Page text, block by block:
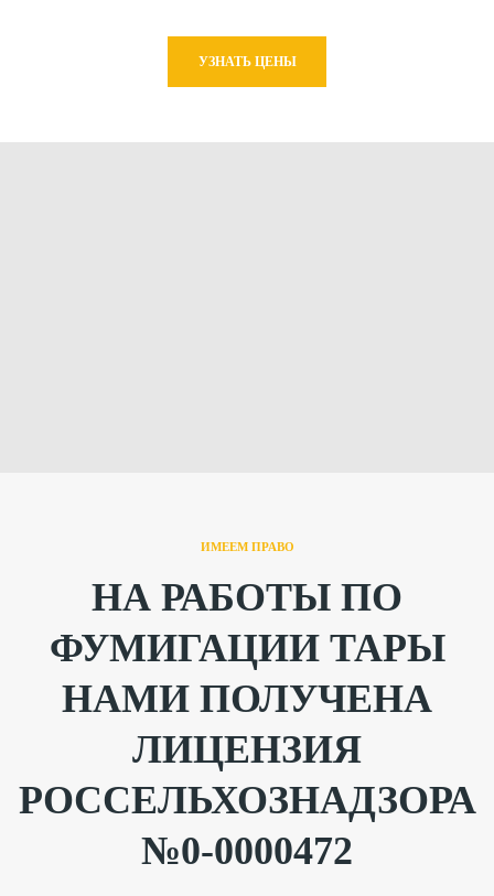
УЗНАТЬ ЦЕНЫ
ИМЕЕМ ПРАВО
НА РАБОТЫ ПО
ФУМИГАЦИИ ТАРЫ
НАМИ ПОЛУЧЕНА
ЛИЦЕНЗИЯ
РОССЕЛЬХОЗНАДЗОРА
№0-0000472